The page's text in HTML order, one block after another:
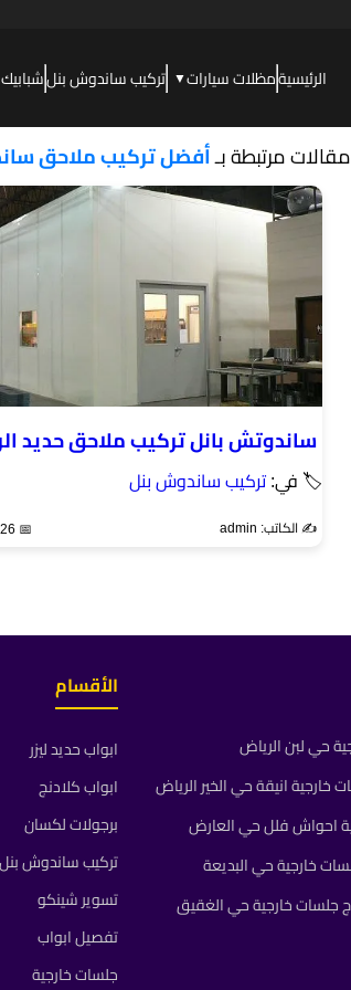
الرئيسيةمظلات سيارات▼ تركيب ساندوش بنل
مقالات مرتبطة بـأفضل تركيب ملاحق
ساندوتش بانل تركيب ملاحق حديد
🏷 في:تركيب ساندوش بنل
✍️ الكاتب: admin 📅 26 Apr 2025
حي لبن الرياض
انيقة حي الخير الرياض
احواش فلل حي العارض
خارجية حي البديعة
جلسات خارجية حي الغقيق
الأقسام
ابواب حديد ليزر
ابواب كلادنج
برجولات لكسان
تركيب ساندوش بنل
تسوير شينكو
تفصيل ابواب
جلسات خارجية